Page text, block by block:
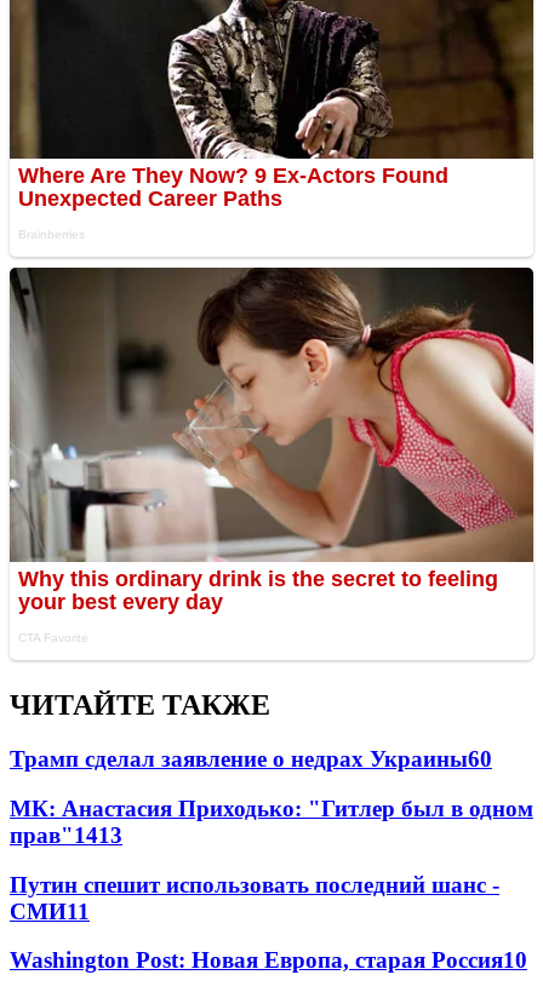
ЧИТАЙТЕ ТАКЖЕ
Трамп сделал заявление о недрах Украины60
МК: Анастасия Приходько: "Гитлер был в одном
прав"1413
Путин спешит использовать последний шанс -
СМИ11
Washington Post: Новая Европа, старая Россия10